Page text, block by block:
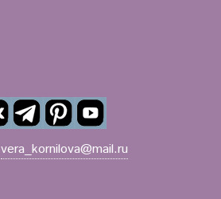
vera_kornilova@mail.ru